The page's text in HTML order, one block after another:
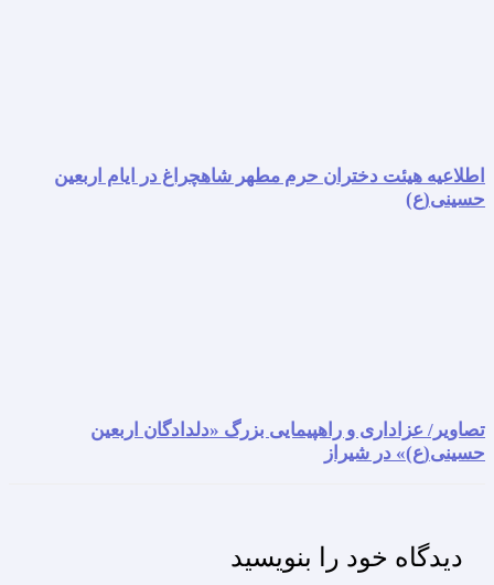
اطلاعیه هیئت دختران حرم مطهر شاهچراغ در ایام اربعین
حسینی(ع)
تصاویر/ عزاداری و راهپیمایی بزرگ «دلدادگان اربعین
حسینی(ع)» در شیراز
دیدگاه‌ خود را بنویسید